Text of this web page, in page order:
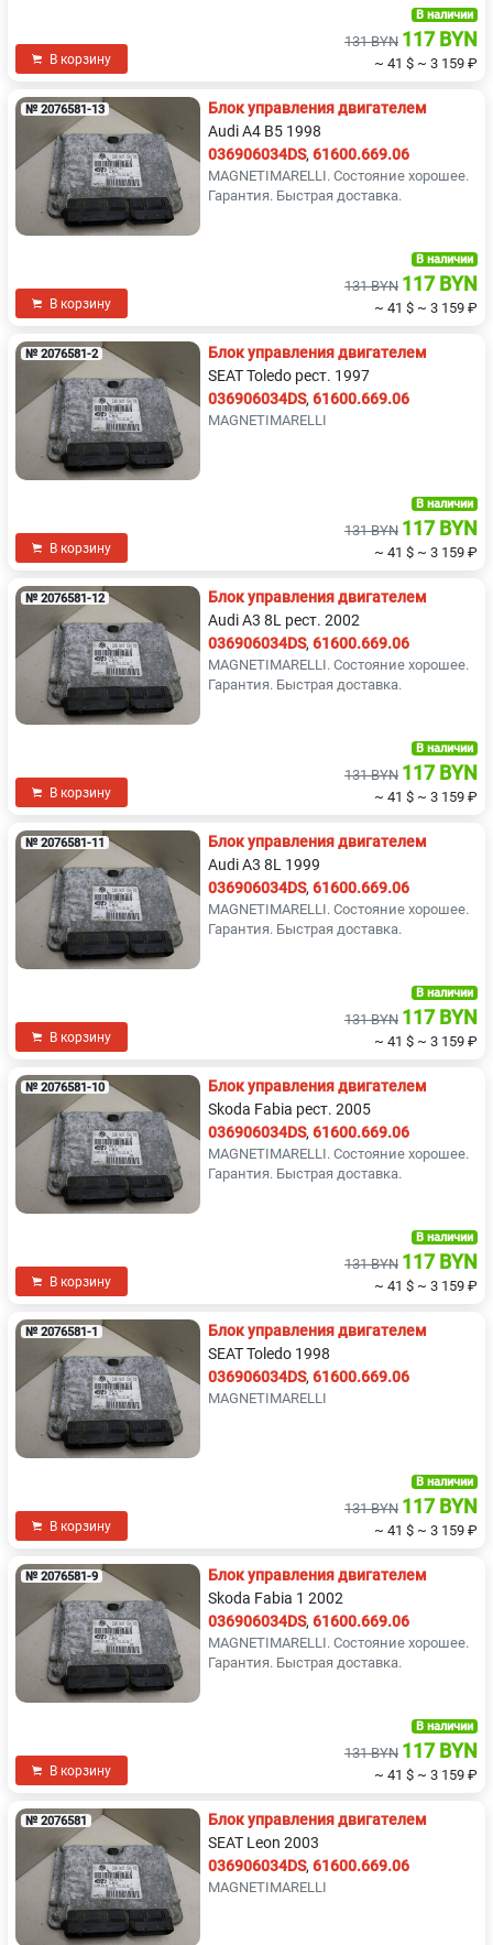
В корзину
В наличии
131 BYN 117 BYN
~ 41 $ ~ 3 159 ₽
№ 2076581-13
Блок управления двигателем
Audi A4 B5 1998
036906034DS, 61600.669.06
MAGNETIMARELLI. Состояние хорошее.
Гарантия. Быстрая доставка.
В корзину
В наличии
131 BYN 117 BYN
~ 41 $ ~ 3 159 ₽
№ 2076581-2
Блок управления двигателем
SEAT Toledo рест. 1997
036906034DS, 61600.669.06
MAGNETIMARELLI
В корзину
В наличии
131 BYN 117 BYN
~ 41 $ ~ 3 159 ₽
№ 2076581-12
Блок управления двигателем
Audi A3 8L рест. 2002
036906034DS, 61600.669.06
MAGNETIMARELLI. Состояние хорошее.
Гарантия. Быстрая доставка.
В корзину
В наличии
131 BYN 117 BYN
~ 41 $ ~ 3 159 ₽
№ 2076581-11
Блок управления двигателем
Audi A3 8L 1999
036906034DS, 61600.669.06
MAGNETIMARELLI. Состояние хорошее.
Гарантия. Быстрая доставка.
В корзину
В наличии
131 BYN 117 BYN
~ 41 $ ~ 3 159 ₽
№ 2076581-10
Блок управления двигателем
Skoda Fabia рест. 2005
036906034DS, 61600.669.06
MAGNETIMARELLI. Состояние хорошее.
Гарантия. Быстрая доставка.
В корзину
В наличии
131 BYN 117 BYN
~ 41 $ ~ 3 159 ₽
№ 2076581-1
Блок управления двигателем
SEAT Toledo 1998
036906034DS, 61600.669.06
MAGNETIMARELLI
В корзину
В наличии
131 BYN 117 BYN
~ 41 $ ~ 3 159 ₽
№ 2076581-9
Блок управления двигателем
Skoda Fabia 1 2002
036906034DS, 61600.669.06
MAGNETIMARELLI. Состояние хорошее.
Гарантия. Быстрая доставка.
В корзину
В наличии
131 BYN 117 BYN
~ 41 $ ~ 3 159 ₽
№ 2076581
Блок управления двигателем
SEAT Leon 2003
036906034DS, 61600.669.06
MAGNETIMARELLI